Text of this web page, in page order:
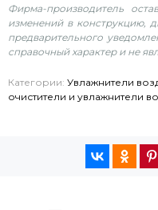
Фирма-производитель
изменений в конструкцию,
предварительного
справочный характер и не
Категории: Увлажнители
очистители и увлажнители